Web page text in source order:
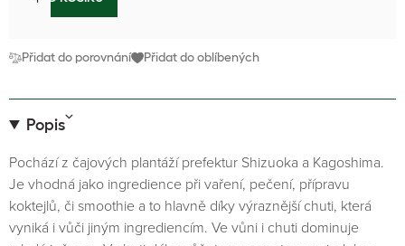
Přidat do porovnání Přidat do oblíbených
Popis
Pochází z čajových plantáží prefektur Shizuoka a Kagoshima.
Je vhodná jako ingredience při vaření, pečení, přípravu
koktejlů, či smoothie a to hlavně díky výraznější chuti, která
vyniká i vůči jiným ingrediencím. Ve vůni i chuti dominuje